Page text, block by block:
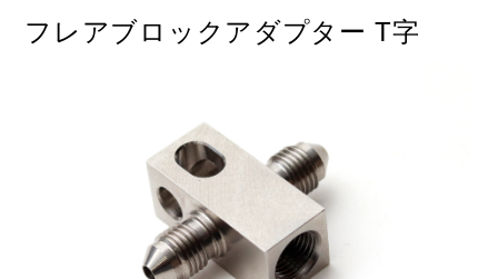
HONDA YAMAHA SUZUKI
HARLEY DAVIDSON KTM
閉じる
フレアブロックアダプター T字